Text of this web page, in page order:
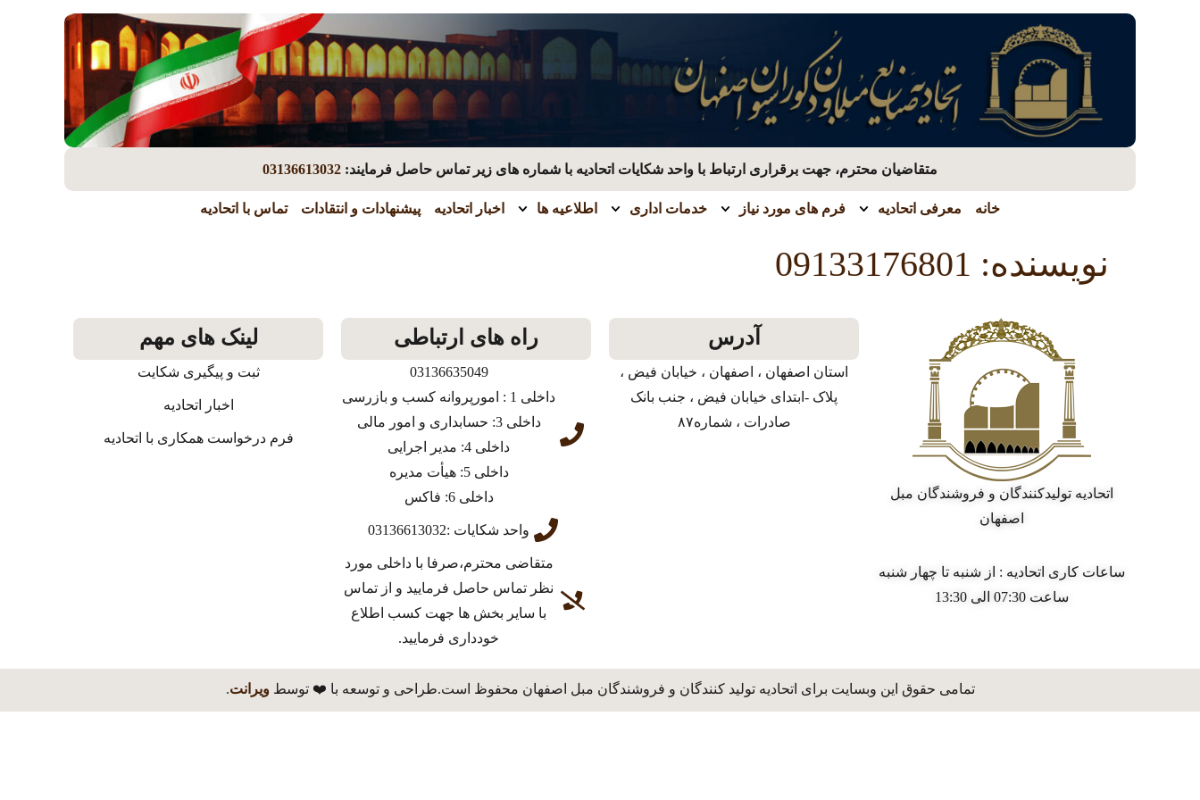
متقاضیان محترم، جهت برقراری ارتباط با واحد شکایات اتحادیه با شماره های زیر تماس حاصل فرمایند: 03136613032
خانه معرفی اتحادیه فرم های مورد نیاز خدمات اداری اطلاعیه ها اخبار اتحادیه پیشنهادات و انتقادات تماس با اتحادیه
نویسنده: 09133176801
اتحادیه تولیدکنندگان و فروشندگان مبل
اصفهان
ساعات کاری اتحادیه : از شنبه تا چهار شنبه
ساعت 07:30 الی 13:30
آدرس
استان اصفهان ، اصفهان ، خیابان فیض ،
پلاک -ابتدای خیابان فیض ، جنب بانک
صادرات ، شماره۸۷
راه های ارتباطی
03136635049
داخلی 1 : امورپروانه کسب و بازرسی
داخلی 3: حسابداری و امور مالی
داخلی 4: مدیر اجرایی
داخلی 5: هیأت مدیره
داخلی 6: فاکس
واحد شکایات :03136613032
متقاضی محترم،صرفا با داخلی مورد
نظر تماس حاصل فرمایید و از تماس
با سایر بخش ها جهت کسب اطلاع
خودداری فرمایید.
لینک های مهم
ثبت و پیگیری شکایت
اخبار اتحادیه
فرم درخواست همکاری با اتحادیه
تمامی حقوق این وبسایت برای اتحادیه تولید کنندگان و فروشندگان مبل اصفهان محفوظ است.طراحی و توسعه با ❤️ توسطویرانت.